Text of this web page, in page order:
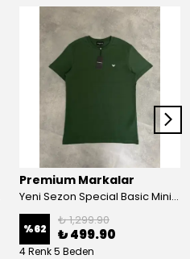
Premium Markalar
Yeni Sezon Special Basic Mini Logo Classic T-shirt
%62
₺ 1,299.90
₺ 499.90
4 Renk 5 Beden